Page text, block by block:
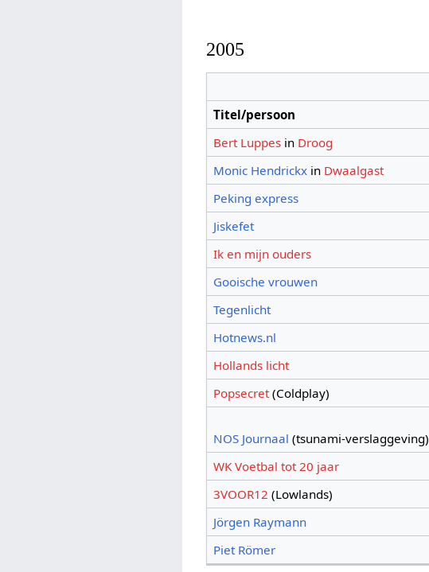
2005
Titel/persoon
Bert Luppesin Droog
Monic Hendrickxin Dwaalgast
Peking express
Jiskefet
Ik en mijn ouders
Gooische vrouwen
Tegenlicht
Hotnews.nl
Hollands licht
Popsecret(Coldplay)
NOS Journaal (tsunami-verslaggeving)
WK Voetbal tot 20 jaar
3VOOR12 (Lowlands)
Jörgen Raymann
Piet Römer